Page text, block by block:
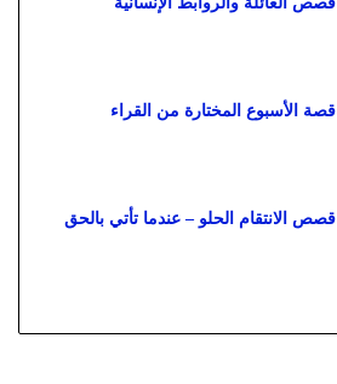
قصة الأسبوع المختارة من القراء
قصص الانتقام الحلو – عندما تأتي بالحق